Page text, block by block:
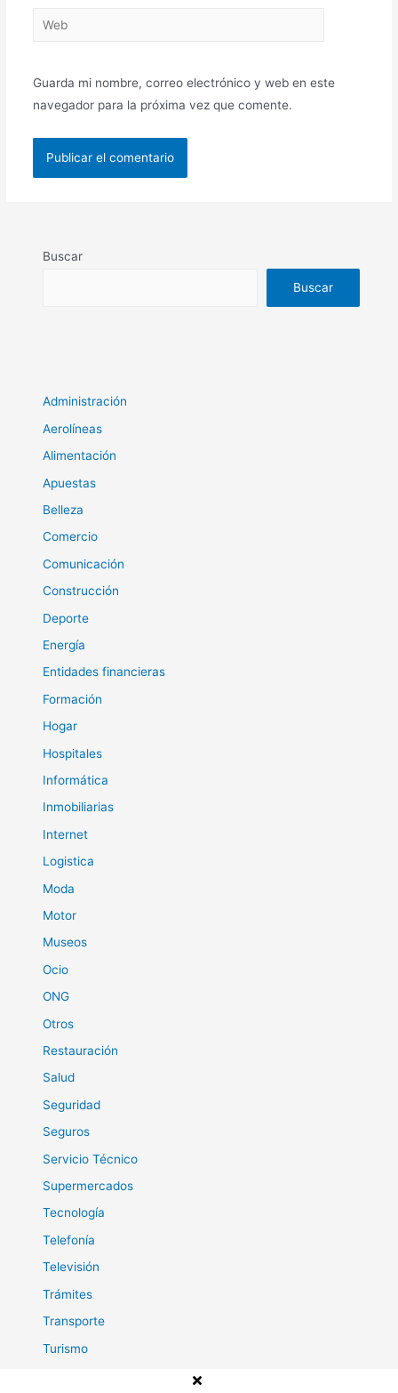
Web
Guarda mi nombre, correo electrónico y web en este
navegador para la próxima vez que comente.
Buscar
Buscar
Administración
Aerolíneas
Alimentación
Apuestas
Belleza
Comercio
Comunicación
Construcción
Deporte
Energía
Entidades financieras
Formación
Hogar
Hospitales
Informática
Inmobiliarias
Internet
Logistica
Moda
Motor
Museos
Ocio
ONG
Otros
Restauración
Salud
Seguridad
Seguros
Servicio Técnico
Supermercados
Tecnología
Telefonía
Televisión
Trámites
Transporte
Turismo